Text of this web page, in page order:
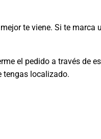
te viene. Si te
el pedido a través de
tengas localizado.